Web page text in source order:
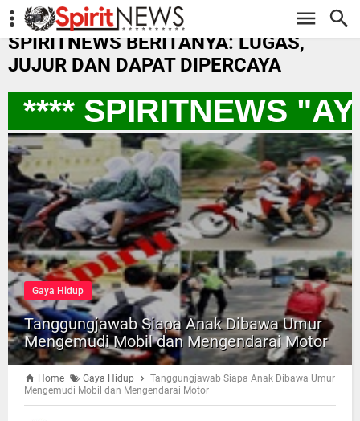
-->
SPIRITNEWS BERITANYA: LUGAS,
JUJUR DAN DAPAT DIPERCAYA
SPIRITNEWS
Gaya Hidup
Tanggungjawab Siapa Anak Dibawa Umur
Mengemudi Mobil dan Mengendarai Motor
Home Gaya Hidup
Tanggungjawab Siapa Anak Dibawa Umur
Mengemudi Mobil dan Mengendarai Motor